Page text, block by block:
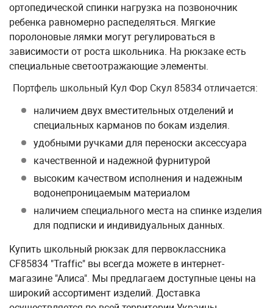
ортопедической спинки нагрузка на позвоночник
ребенка равномерно распеделяться. Мягкие
поролоновые лямки могут регулироваться в
зависимости от роста школьника. На рюкзаке есть
специальные светоотражающие элементы.
Портфель школьный Кул Фор Скул 85834 отличается:
наличием двух вместительных отделений и
специальных карманов по бокам изделия.
удобными ручками для переноски аксессуара
качественной и надежной фурнитурой
высоким качеством исполнения и надежным
водонепроницаемым материалом
наличием специального места на спинке изделия
для подписки и индивидуальных данных.
Купить школьный рюкзак для первоклассника
CF85834 "Traffic" вы всегда можете в интернет-
магазине "Алиса". Мы предлагаем доступные цены на
широкий ассортимент изделий. Доставка